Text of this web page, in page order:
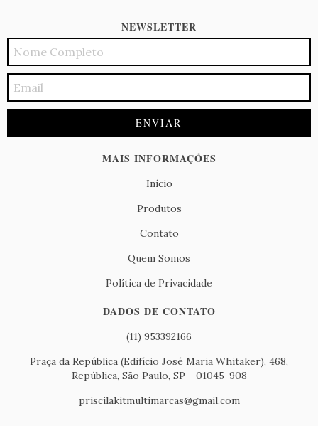
NEWSLETTER
MAIS INFORMAÇÕES
Início
Produtos
Contato
Quem Somos
Política de Privacidade
DADOS DE CONTATO
(11) 953392166
Praça da República (Edifício José Maria Whitaker), 468,
República, São Paulo, SP - 01045-908
priscilakitmultimarcas@gmail.com